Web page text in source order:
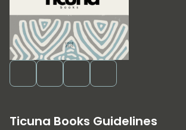
Ticuna Books Guidelines